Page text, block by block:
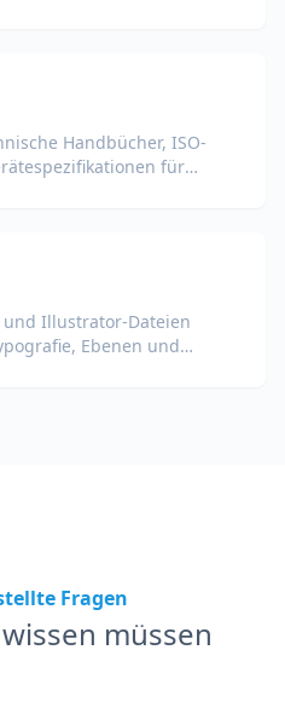
Handbücher, ISO-
für
und Illustrator-Dateien
Ebenen und
Fragen
müssen